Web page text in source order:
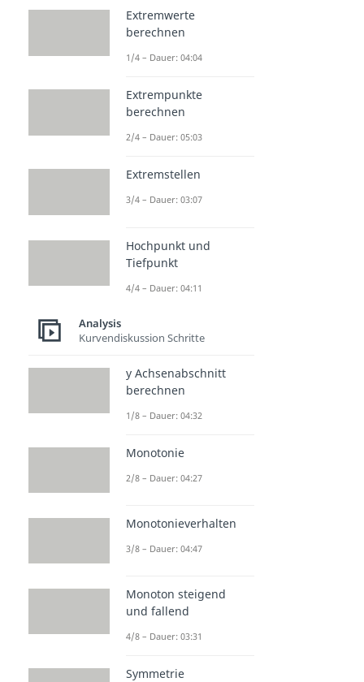
Extremwerte
berechnen
1/4 – Dauer: 04:04
Extrempunkte
berechnen
2/4 – Dauer: 05:03
Extremstellen
3/4 – Dauer: 03:07
Hochpunkt und
Tiefpunkt
4/4 – Dauer: 04:11
Analysis
Kurvendiskussion Schritte
y Achsenabschnitt
berechnen
1/8 – Dauer: 04:32
Monotonie
2/8 – Dauer: 04:27
Monotonieverhalten
3/8 – Dauer: 04:47
Monoton steigend
und fallend
4/8 – Dauer: 03:31
Symmetrie